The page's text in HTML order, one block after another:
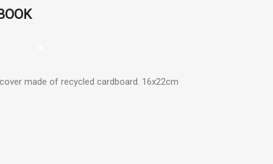
made of recycled cardboard. 16x22cm